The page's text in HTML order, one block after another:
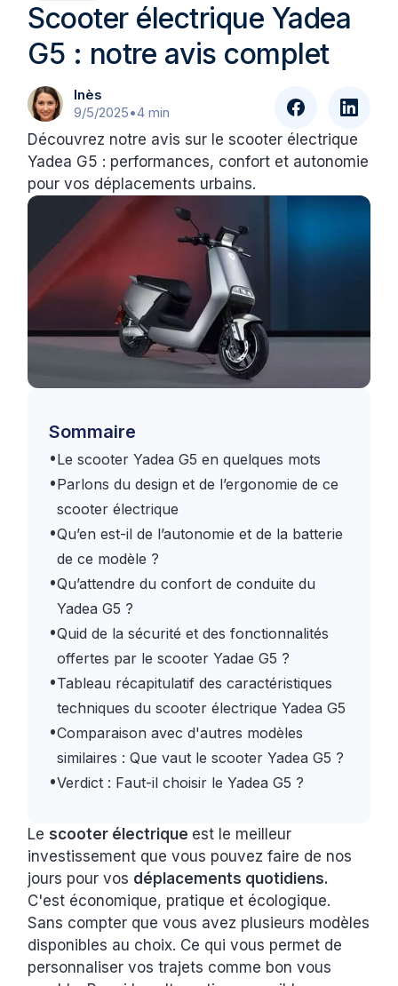
Scooter électrique Yadea
G5 : notre avis complet
Inès
9/5/2025•4 min
Découvrez notre avis sur le scooter électrique
Yadea G5 : performances, confort et autonomie
pour vos déplacements urbains.
Sommaire
•Le scooter Yadea G5 en quelques mots
•Parlons du design et de l’ergonomie de ce
scooter électrique
•Qu’en est-il de l’autonomie et de la batterie
de ce modèle ?
•Qu’attendre du confort de conduite du
Yadea G5 ?
•Quid de la sécurité et des fonctionnalités
offertes par le scooter Yadae G5 ?
•Tableau récapitulatif des caractéristiques
techniques du scooter électrique Yadea G5
•Comparaison avec d'autres modèles
similaires : Que vaut le scooter Yadea G5 ?
•Verdict : Faut-il choisir le Yadea G5 ?
Lescooter électrique est le meilleur
investissement que vous pouvez faire de nos
jours pour vos déplacements quotidiens.
C'est économique, pratique et écologique.
Sans compter que vous avez plusieurs modèles
disponibles au choix. Ce qui vous permet de
personnaliser vos trajets comme bon vous